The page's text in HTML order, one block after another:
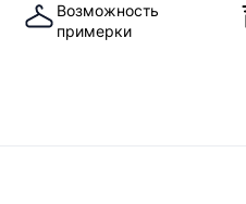
Возможность
примерки